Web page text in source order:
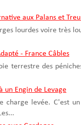
aux Palans et
lourdes voire très
- France Câbles
terrestre des
un Engin de Levage
charge levée. C'est